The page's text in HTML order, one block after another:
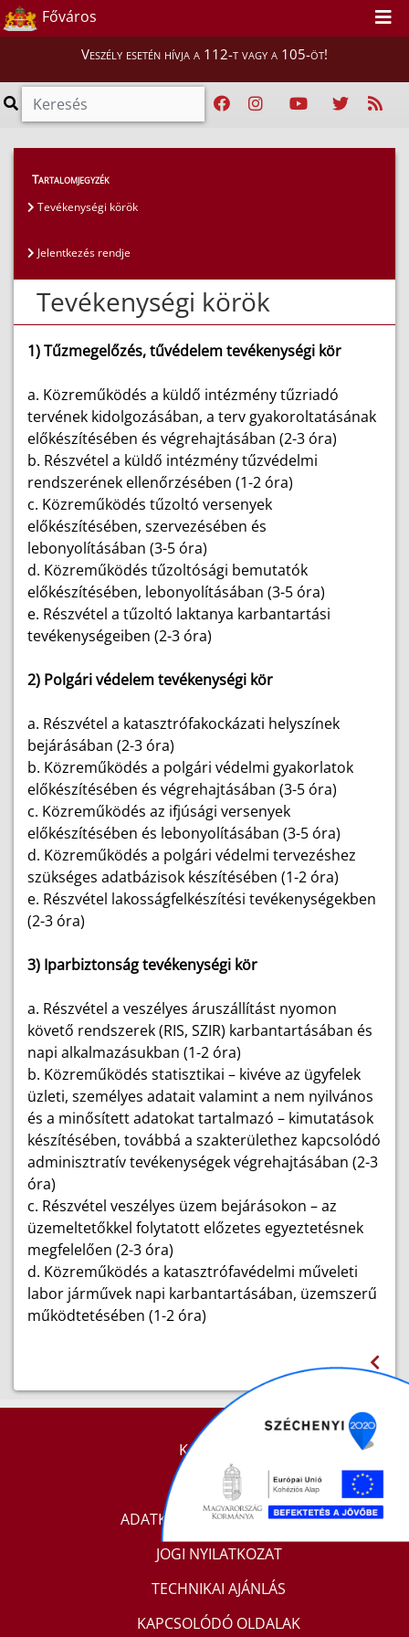
Főváros
Veszély esetén hívja a 112-t vagy a 105-öt!
Lakosság >
Tevékenységi körök
Tartalomjegyzék
Tevékenységi körök
Jelentkezés rendje
Tevékenységi körök
1) Tűzmegelőzés, tűvédelem tevékenységi kör
a. Közreműködés a küldő intézmény tűzriadó
tervének kidolgozásában, a terv gyakoroltatásának
előkészítésében és végrehajtásában (2-3 óra)
b. Részvétel a küldő intézmény tűzvédelmi
rendszerének ellenőrzésében (1-2 óra)
c. Közreműködés tűzoltó versenyek
előkészítésében, szervezésében és
lebonyolításában (3-5 óra)
d. Közreműködés tűzoltósági bemutatók
előkészítésében, lebonyolításában (3-5 óra)
e. Részvétel a tűzoltó laktanya karbantartási
tevékenységeiben (2-3 óra)
2) Polgári védelem tevékenységi kör
a. Részvétel a katasztrófakockázati helyszínek
bejárásában (2-3 óra)
b. Közreműködés a polgári védelmi gyakorlatok
előkészítésében és végrehajtásában (3-5 óra)
c. Közreműködés az ifjúsági versenyek
előkészítésében és lebonyolításában (3-5 óra)
d. Közreműködés a polgári védelmi tervezéshez
szükséges adatbázisok készítésében (1-2 óra)
e. Részvétel lakosságfelkészítési tevékenységekben
(2-3 óra)
3) Iparbiztonság tevékenységi kör
a. Részvétel a veszélyes áruszállítást nyomon
követő rendszerek (RIS, SZIR) karbantartásában és
napi alkalmazásukban (1-2 óra)
b. Közreműködés statisztikai – kivéve az ügyfelek
üzleti, személyes adatait valamint a nem nyilvános
és a minősített adatokat tartalmazó – kimutatások
készítésében, továbbá a szakterülethez kapcsolódó
adminisztratív tevékenységek végrehajtásában (2-3
óra)
c. Részvétel veszélyes üzem bejárásokon – az
üzemeltetőkkel folytatott előzetes egyeztetésnek
megfelelően (2-3 óra)
d. Közreműködés a katasztrófavédelmi műveleti
labor járművek napi karbantartásában, üzemszerű
működtetésében (1-2 óra)
KAPCSOLAT
IMPRESSZUM
ADATKEZELÉSI TÁJÉKOZTATÓ
JOGI NYILATKOZAT
TECHNIKAI AJÁNLÁS
KAPCSOLÓDÓ OLDALAK